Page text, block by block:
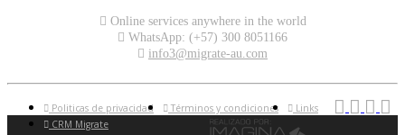
Online services anywhere in the world
WhatsApp: (+57) 300 8051166
info3@migrate-au.com
Politicas de privacidad Términos y condiciones
Links
CRM Migrate